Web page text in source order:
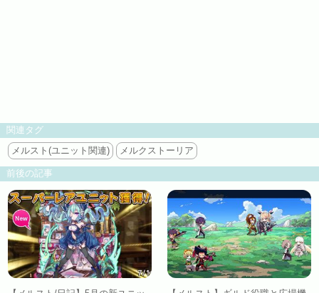
関連タグ
メルスト(ユニット関連)
メルクストーリア
前後の記事